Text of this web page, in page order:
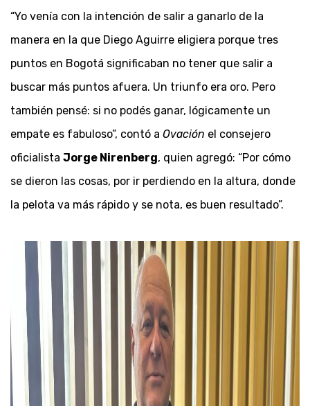
“Yo venía con la intención de salir a ganarlo de la
manera en la que Diego Aguirre eligiera porque tres
puntos en Bogotá significaban no tener que salir a
buscar más puntos afuera. Un triunfo era oro. Pero
también pensé: si no podés ganar, lógicamente un
empate es fabuloso”, contó a Ovación el consejero
oficialista Jorge Nirenberg, quien agregó: “Por cómo
se dieron las cosas, por ir perdiendo en la altura, donde
la pelota va más rápido y se nota, es buen resultado”.